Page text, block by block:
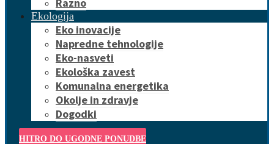
Ekologija
Eko inovacije
Napredne tehnologije
Eko-nasveti
Ekološka zavest
Komunalna energetika
Okolje in zdravje
Dogodki
HITRO DO UGODNE PONUDBE